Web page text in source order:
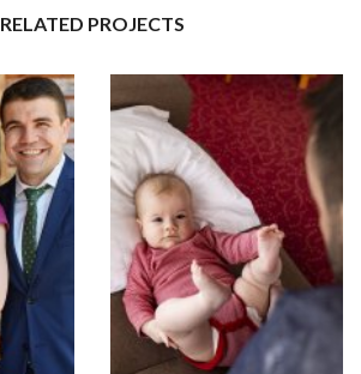
RELATED PROJECTS